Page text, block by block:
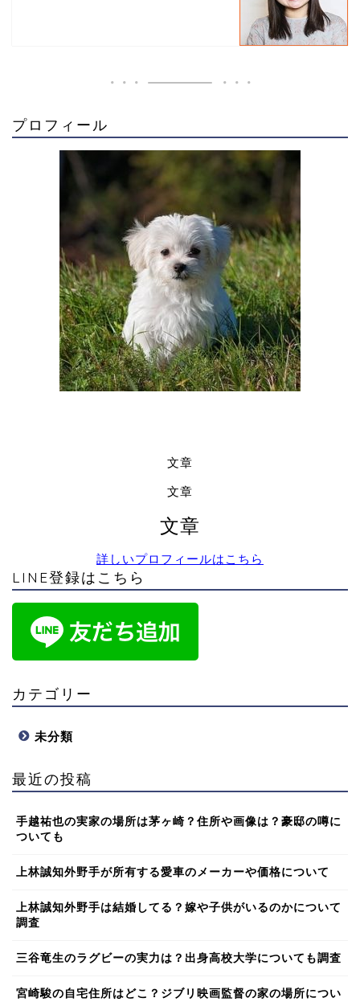
プロフィール
文章
文章
文章
詳しいプロフィールはこちら
LINE登録はこちら
カテゴリー
未分類
最近の投稿
手越祐也の実家の場所は茅ヶ崎？住所や画像は？豪邸の噂に
ついても
上林誠知外野手が所有する愛車のメーカーや価格について
上林誠知外野手は結婚してる？嫁や子供がいるのかについて
調査
三谷竜生のラグビーの実力は？出身高校大学についても調査
宮崎駿の自宅住所はどこ？ジブリ映画監督の家の場所につい